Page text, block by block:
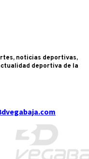
noticias deportivas,
deportiva de la